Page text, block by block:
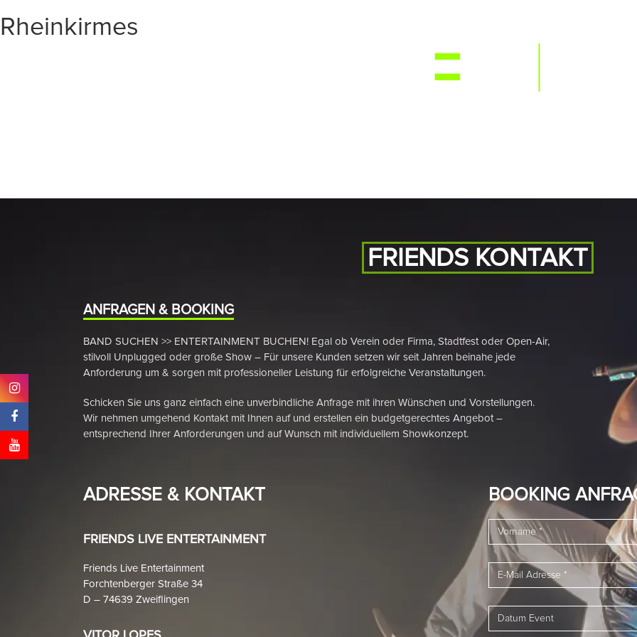
Rheinkirmes
FRIENDS KONTAKT
ANFRAGEN & BOOKING
BAND SUCHEN >> ENTERTAINMENT BUCHEN! Egal ob Verein oder Firma, Stadtfest oder Open-Air,
stilvoll Unplugged oder große Show – Für unsere Kunden setzen wir seit Jahren beinahe jede
Anforderung um & sorgen mit professioneller Leistung für erfolgreiche Veranstaltungen.
Schicken Sie uns ganz einfach eine unverbindliche Anfrage mit ihren Wünschen und Vorstellungen.
Wir nehmen umgehend Kontakt mit Ihnen auf und erstellen ein budgetgerechtes Angebot –
entsprechend Ihrer Anforderungen und auf Wunsch mit individuellem Showkonzept.
ADRESSE & KONTAKT
FRIENDS LIVE ENTERTAINMENT
Friends Live Entertainment
Forchtenberger Straße 34
D – 74639 Zweiflingen
BOOKING